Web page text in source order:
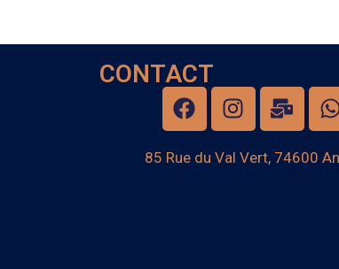
CONTACT
85 Rue du Val Vert, 74600